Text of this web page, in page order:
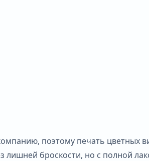
поэтому печать цветных
лишней броскости, но с полной